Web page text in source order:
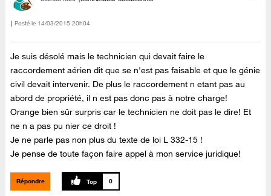
Posté le ‎14/03/2015 20h04
Je suis désolé mais le technicien qui devait faire le
raccordement aérien dit que se n'est pas faisable et que le génie
civil devait intervenir. De plus le raccordement n etant pas au
abord de propriété, il n est pas donc pas à notre charge!
Orange bien sûr surpris car le technicien ne doit pas le dire! Et
ne n a pas pu nier ce droit !
Je ne parle pas non plus du texte de loi L 332-15 !
Je pense de toute façon faire appel à mon service juridique!
Répondre 0